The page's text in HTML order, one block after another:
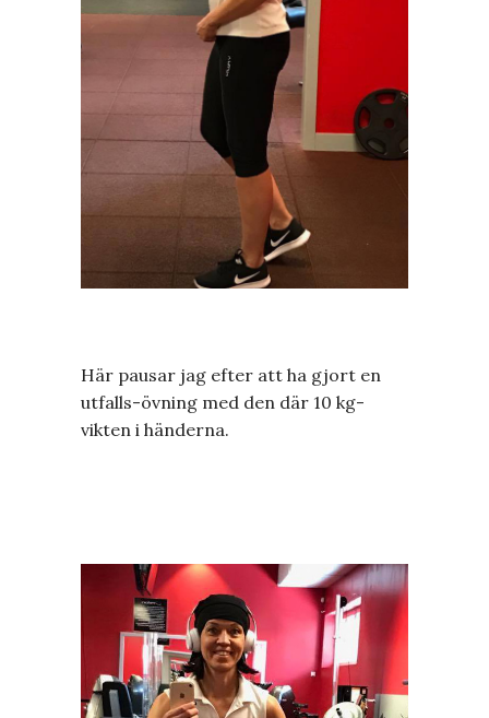
Här pausar jag efter att ha gjort en
utfalls-övning med den där 10 kg-
vikten i händerna.